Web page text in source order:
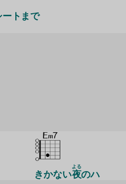
トまで
きかない夜
よる
のハ